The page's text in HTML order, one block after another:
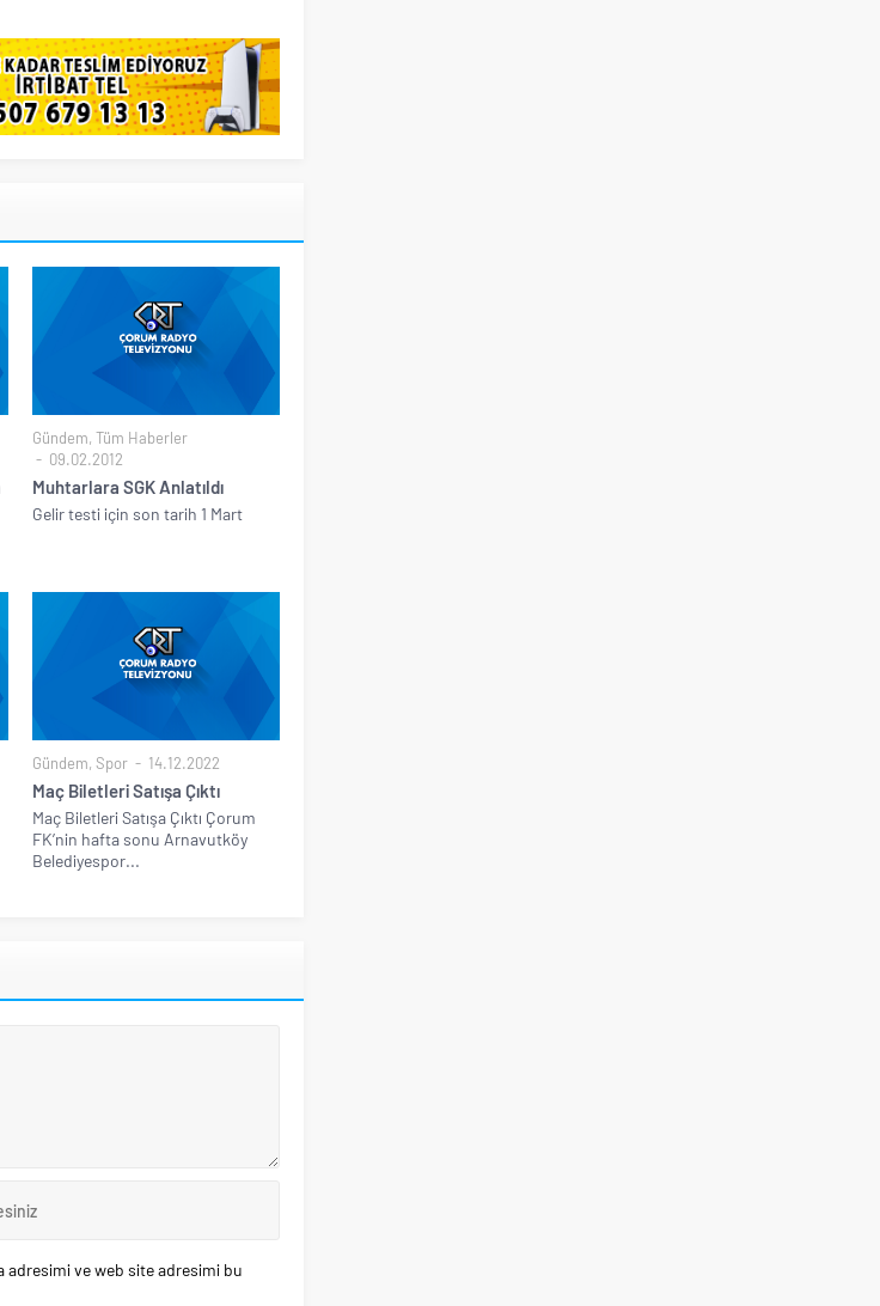
Gündem,Tüm Haberler
09.02.2012
Muhtarlara SGK Anlatıldı
Gelir testi için son tarih 1 Mart
Gündem,Spor 14.12.2022
Maç Biletleri Satışa Çıktı
Maç Biletleri Satışa Çıktı Çorum
FK’nin hafta sonu Arnavutköy
Belediyespor...
adresimi ve web site adresimi bu